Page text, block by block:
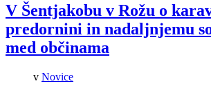
V Šentjakobu v Rožu o
predornini in nadaljnjemu
med občinama
v Novice